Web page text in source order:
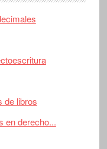
de libros
en derecho...